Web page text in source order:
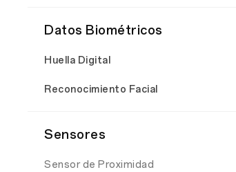
Datos Biométricos
Huella Digital
Reconocimiento Facial
Sensores
Sensor de Proximidad